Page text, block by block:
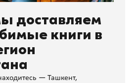
доставляем
книги в
— Ташкент,